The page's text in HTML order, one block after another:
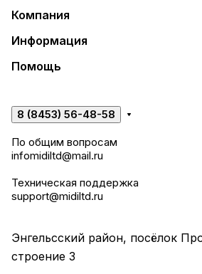
Компания
Информация
Помощь
8 (8453) 56-48-58
По общим вопросам
infomidiltd@mail.ru
Техническая поддержка
support@midiltd.ru
Энгельсский район, посёлок
строение 3